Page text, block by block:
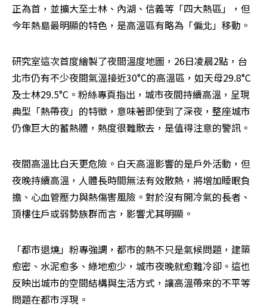
正為首，並擴大至士林、內湖、信義等「四大熱區」，但
今年熱島最明顯的特色，是高溫區有略為「偏北」移動。
研究室這次首度繪製了夜間溫度地圖，26日凌晨2點，台
北市仍有不少夜間氣溫接近30°C的高溫區，如天母29.8°C
及士林29.5°C。粉絲專頁指出，城市夜間持續高溫，呈現
典型「熱帶夜」的特徵，意味著即使到了深夜，整座城市
仍像巨大的蓄熱體，熱度很難散去，是值得注意的警訊。
夜間高溫比白天更危險。白天高溫影響的是戶外活動，但
夜晚持續高溫，人體長時間無法有效散熱，將增加睡眠負
擔、心血管壓力與熱傷害風險。對於沒有開冷氣的長者、
頂樓住戶或弱勢族群而言，影響尤其明顯。
「都市退燒」粉專強調，都市的熱不只是氣候問題，建築
愈密、水泥愈多、綠地愈少，城市夜晚就愈難冷卻。這也
反映出城市的空間結構與生活方式，讓高溫帶來的不平等
問題在都市浮現。